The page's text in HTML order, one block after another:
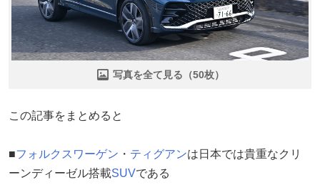
写真を全て見る（50枚）
この記事をまとめると
■フォルクスワーゲン ・ ティグアンは日本では貴重なクリ
ーンディーゼル搭載SUVである